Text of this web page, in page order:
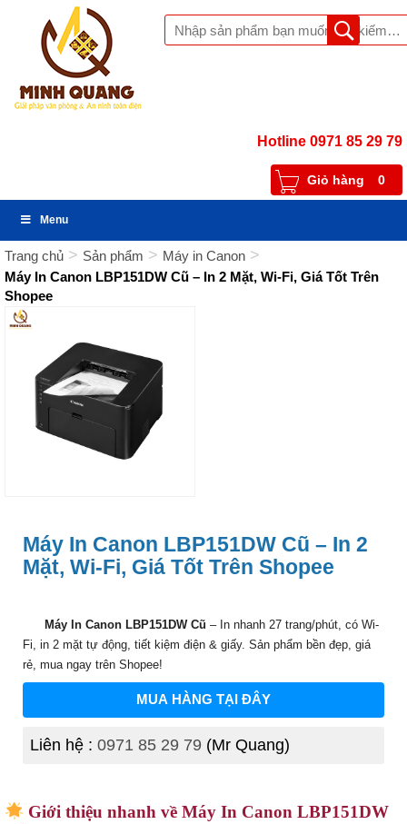
Hotline 0971 85 29 79
Giỏ hàng 0
Menu
Trang chủ > Sản phẩm > Máy in Canon >
Máy In Canon LBP151DW Cũ – In 2 Mặt, Wi-Fi, Giá Tốt Trên
Shopee
Máy In Canon LBP151DW Cũ – In 2
Mặt, Wi-Fi, Giá Tốt Trên Shopee
Máy In Canon LBP151DW Cũ – In nhanh 27 trang/phút, có Wi-
Fi, in 2 mặt tự động, tiết kiệm điện & giấy. Sản phẩm bền đẹp, giá
rẻ, mua ngay trên Shopee!
MUA HÀNG TẠI ĐÂY
Liên hệ : 0971 85 29 79 (Mr Quang)
Giới thiệu nhanh về Máy In Canon LBP151DW